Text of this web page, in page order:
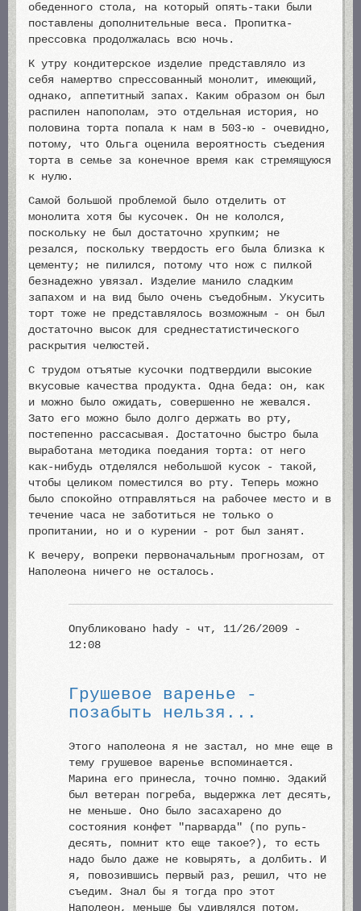
обеденного стола, на который опять-таки были
поставлены дополнительные веса. Пропитка-
прессовка продолжалась всю ночь.
К утру кондитерское изделие представляло из
себя намертво спрессованный монолит, имеющий,
однако, аппетитный запах. Каким образом он был
распилен напополам, это отдельная история, но
половина торта попала к нам в 503-ю - очевидно,
потому, что Ольга оценила вероятность съедения
торта в семье за конечное время как стремящуюся
к нулю.
Самой большой проблемой было отделить от
монолита хотя бы кусочек. Он не кололся,
поскольку не был достаточно хрупким; не
резался, поскольку твердость его была близка к
цементу; не пилился, потому что нож с пилкой
безнадежно увязал. Изделие манило сладким
запахом и на вид было очень съедобным. Укусить
торт тоже не представлялось возможным - он был
достаточно высок для среднестатистического
раскрытия челюстей.
С трудом отъятые кусочки подтвердили высокие
вкусовые качества продукта. Одна беда: он, как
и можно было ожидать, совершенно не жевался.
Зато его можно было долго держать во рту,
постепенно рассасывая. Достаточно быстро была
выработана методика поедания торта: от него
как-нибудь отделялся небольшой кусок - такой,
чтобы целиком поместился во рту. Теперь можно
было спокойно отправляться на рабочее место и в
течение часа не заботиться не только о
пропитании, но и о курении - рот был занят.
К вечеру, вопреки первоначальным прогнозам, от
Наполеона ничего не осталось.
Опубликовано hady - чт, 11/26/2009 -
12:08
Грушевое варенье -
позабыть нельзя...
Этого наполеона я не застал, но мне еще в
тему грушевое варенье вспоминается.
Марина его принесла, точно помню. Эдакий
был ветеран погреба, выдержка лет десять,
не меньше. Оно было засахарено до
состояния конфет "парварда" (по рупь-
десять, помнит кто еще такое?), то есть
надо было даже не ковырять, а долбить. И
я, повозившись первый раз, решил, что не
съедим. Знал бы я тогда про этот
Наполеон, меньше бы удивлялся потом,